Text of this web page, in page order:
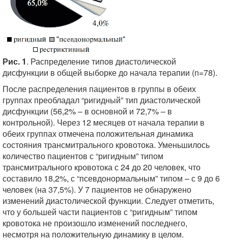
Рис. 1. Распределение типов диастолической
дисфункции в общей выборке до начала терапии (n=78).
После распределения пациентов в группы в обеих
группах преобладал “ригидный” тип диастолической
дисфункции (56,2% – в основной и 72,7% – в
контрольной). Через 12 месяцев от начала терапии в
обеих группах отмечена положительная динамика
состояния трансмитрального кровотока. Уменьшилось
количество пациентов с “ригидным” типом
трансмитрального кровотока с 24 до 20 человек, что
составило 18,2%, с “псевдонормальным” типом – с 9 до 6
человек (на 37,5%). У 7 пациентов не обнаружено
изменений диастолической функции. Следует отметить,
что у большей части пациентов с “ригидным” типом
кровотока не произошло изменений последнего,
несмотря на положительную динамику в целом.